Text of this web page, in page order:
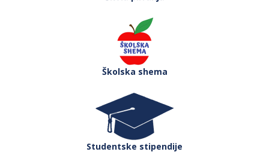
Školska shema
Studentske stipendije